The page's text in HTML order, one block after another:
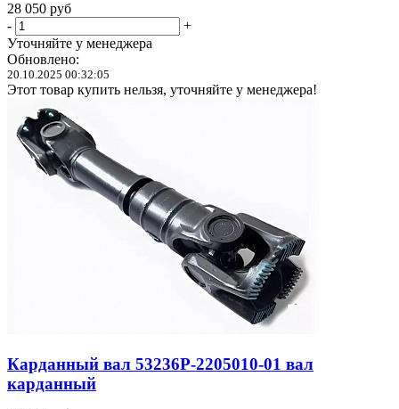
28 050 руб
-
+
Уточняйте у менеджера
Обновлено:
20.10.2025 00:32:05
Этот товар купить нельзя, уточняйте у менеджера!
Карданный вал 53236Р-2205010-01 вал
карданный